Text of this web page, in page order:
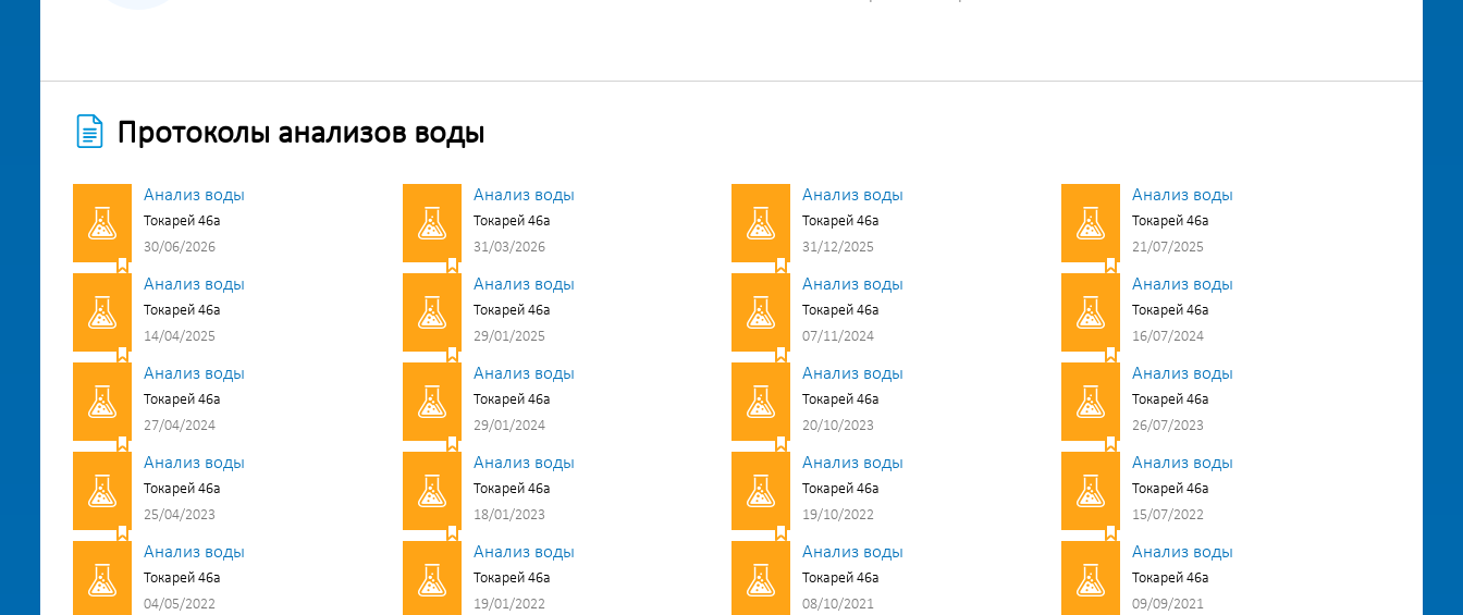
Протоколы анализов воды
Анализ воды
Токарей 46а
30/06/2026
Анализ воды
Токарей 46а
31/03/2026
Анализ воды
Токарей 46а
31/12/2025
Анализ воды
Токарей 46а
21/07/2025
Анализ воды
Токарей 46а
14/04/2025
Анализ воды
Токарей 46а
29/01/2025
Анализ воды
Токарей 46а
07/11/2024
Анализ воды
Токарей 46а
16/07/2024
Анализ воды
Токарей 46а
27/04/2024
Анализ воды
Токарей 46а
29/01/2024
Анализ воды
Токарей 46а
20/10/2023
Анализ воды
Токарей 46а
26/07/2023
Анализ воды
Токарей 46а
25/04/2023
Анализ воды
Токарей 46а
18/01/2023
Анализ воды
Токарей 46а
19/10/2022
Анализ воды
Токарей 46а
15/07/2022
Анализ воды
Токарей 46а
04/05/2022
Анализ воды
Токарей 46а
19/01/2022
Анализ воды
Токарей 46а
08/10/2021
Анализ воды
Токарей 46а
09/09/2021